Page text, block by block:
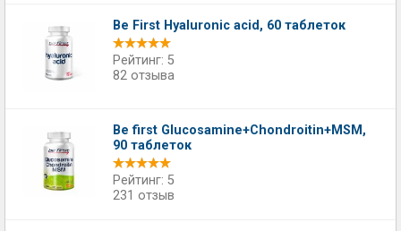
Be First Hyaluronic acid, 60 таблеток
Рейтинг: 5
82 отзыва
Be first Glucosamine+Chondroitin+MSM,
90 таблеток
Рейтинг: 5
231 отзыв